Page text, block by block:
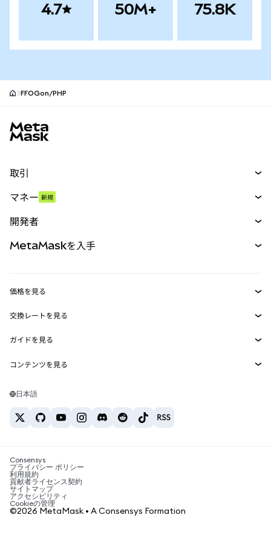
4.7 50M+ 75.8K
FFOGon/PHP
取引
パーペチュアル
RWA
マネー 新規
開発者
MetaMask Connect
Snaps
Web3サービス
MetaMaskを入手
セキュリティ
サポート
キャリア
お問い合わせ
価格を見る
イーサリアムの価格
Solanaの価格
Tetherの価格
交換レートを見る
ETH→USD
USDT→INR
BTC→INR
ETH→USDT
ガイドを見る
ETHの購入
USDTの購入
SHIBの購入
BNBの購入
コンテンツを見る
Solanaウォレット
税制関連ニュース
暗号資産の購入方法は？
ビットコインを売るには？
日本語
Consensys
プライバシー ポリシー
利用規約
貢献者ライセンス契約
サイトマップ
アクセシビリティ
Cookieの管理
©2026 MetaMask • A Consensys Formation